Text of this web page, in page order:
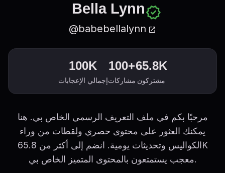
Bella Lynnverified
@babebellalynn open_in_new
100K
إجمالي الإعجابات
100+
مشاركات
65.8K
مشتركون
مرحبًا بكم في ملف التعريف الرسمي الخاص بي. هنا
يمكنك العثور على محتوى حصري ولقطات من وراء
الكواليس وتحديثات يومية. انضم إلى أكثر من 65.8K
معجب يستمتعون بالمحتوى المتميز الخاص بي.